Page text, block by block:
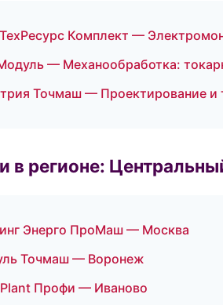
Комплект —
— Механообработка:
Точмаш — Проектирование и
в регионе:
Энерго ПроМаш — Москва
Точмаш — Воронеж
Профи — Иваново